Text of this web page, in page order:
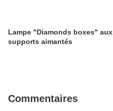
Lampe "Diamonds boxes" aux
supports aimantés
Commentaires